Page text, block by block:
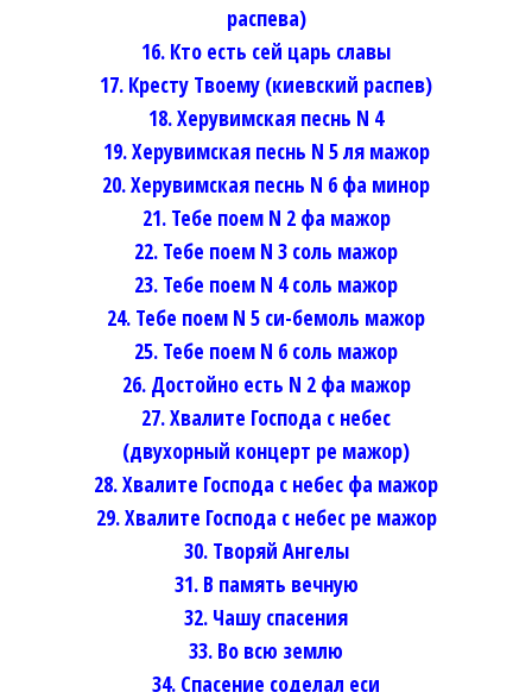
распева)
16. Кто есть сей царь славы
17. Кресту Твоему (киевский распев)
18. Херувимская песнь N 4
19. Херувимская песнь N 5 ля мажор
20. Херувимская песнь N 6 фа минор
21. Тебе поем N 2 фа мажор
22. Тебе поем N 3 соль мажор
23. Тебе поем N 4 соль мажор
24. Тебе поем N 5 си-бемоль мажор
25. Тебе поем N 6 соль мажор
26. Достойно есть N 2 фа мажор
27. Хвалите Господа с небес
(двухорный концерт ре мажор)
28. Хвалите Господа с небес фа мажор
29. Хвалите Господа с небес ре мажор
30. Творяй Ангелы
31. В память вечную
32. Чашу спасения
33. Во всю землю
34. Спасение соделал еси